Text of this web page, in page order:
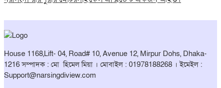
House 1168,Lift- 04, Road# 10, Avenue 12, Mirpur Dohs, Dhaka-
1216 সম্পাদক : মো হিমেল মিয়া । মোবাইল : 01978188268 । ইমেইল :
Support@narsingdiview.com